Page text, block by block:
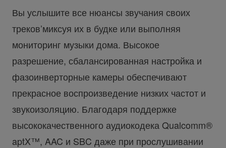
Вы услышите все нюансы звучания своих
треков’миксуя их в будке или выполняя
мониторинг музыки дома. Высокое
разрешение, сбалансированная настройка и
фазоинверторные камеры обеспечивают
прекрасное воспроизведение низких частот и
звукоизоляцию. Благодаря поддержке
высококачественного аудиокодека Qualcomm®
aptX™, AAC и SBC даже при прослушивании